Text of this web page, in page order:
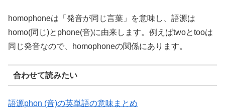
homophoneは「発音が同じ言葉」を意味し、語源は
homo(同じ)とphone(音)に由来します。例えばtwoとtooは
同じ発音なので、homophoneの関係にあります。
合わせて読みたい
語源phon (音)の英単語の意味まとめ